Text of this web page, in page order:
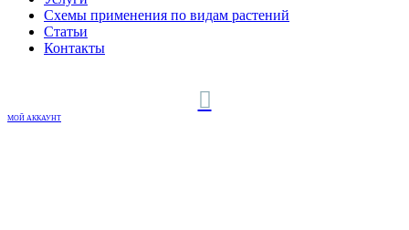
Схемы применения по видам растений
Статьи
Контакты
МОЙ АККАУНТ